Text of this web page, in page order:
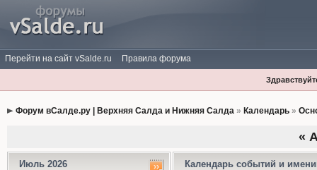
Перейти на сайт vSalde.ru Правила форума
Форум вСалде.ру | Верхняя Салда и Нижняя Салда» Календарь»
«
Июль 2026 Календарь событий и